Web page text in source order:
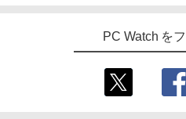
PC Watch を